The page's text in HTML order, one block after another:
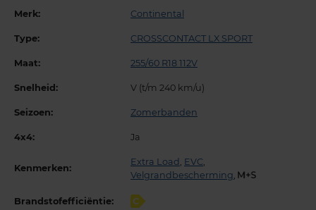
Merk: Continental
Type: CROSSCONTACT LX SPORT
Maat: 255/60 R18 112V
Snelheid: V (t/m 240 km/u)
Seizoen: Zomerbanden
4x4: Ja
Kenmerken:
Extra Load EVC
Velgrandbescherming
Brandstofefficiëntie: C